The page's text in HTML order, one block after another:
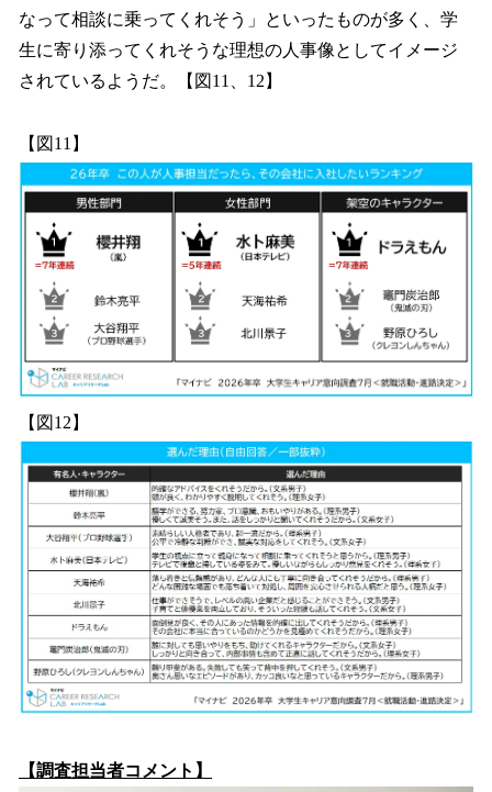
なって相談に乗ってくれそう」といったものが多く、学
生に寄り添ってくれそうな理想の人事像としてイメージ
されているようだ。【図11、12】
【図11】
【図12】
【調査担当者コメント】